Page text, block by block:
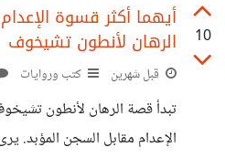
لا يُظهر فتكه، يعتبرونه عاجزاً
الجانب القاسي أولاً، ويثبت
في طريقه، ثم يختار أن يكون
بشكل مختلف، فاللطف هنا لا
يعلمون الآن أنك
10
أيهما أكثر قسوة
الرهان لأنطون تشيخوف
قبل شهرين كتب وروايات
تبدأ قصة الرهان لأنطون
الإعدام مقابل السجن المؤبد.